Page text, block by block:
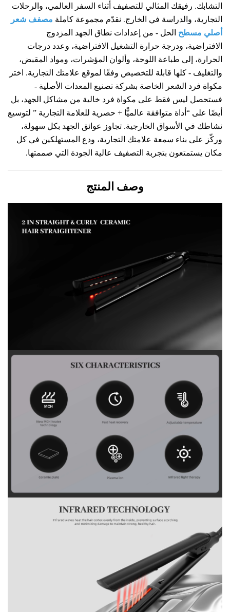
التشابك. رفيقك المثالي للتصفيف أثناء السفر العالمي، والرحلات
التجارية، والدراسة في الخارج. نقدّم مجموعة كاملة مصفف شعر
أصلي مسطح الحل - من إعدادات نطاق الجهد المزدوج
الافتراضية، ودرجة حرارة التشغيل الافتراضية، وعدد درجات
الحرارة، إلى طباعة اللوحة، وألوان المؤشرات، ومواد المقبض،
والتغليف - كلها قابلة للتخصيص وفقًا لموقع علامتك التجارية. اختر
مكواة فرد الشعر الخاصة بشركة تصنيع المعدات الأصلية -
فستحصل ليس فقط على مكواة فرد خالية من مشاكل الجهد، بل
أيضًا على “ أداة متوافقة عالميًّا + حصرية للعلامة التجارية ” لتوسيع
نشاطك في الأسواق الخارجية. تجاوز عوائق الجهد بكل سهولة،
وركّز على بناء سمعة علامتك التجارية، ودع المستهلكين في كل
مكان يستمتعون بتجربة التصفيف عالية الجودة التي صممتها.
وصف المنتج